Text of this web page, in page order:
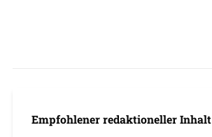
Empfohlener redaktioneller Inhalt